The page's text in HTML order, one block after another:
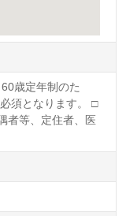
歳定年制のた
須となります。 □
者等、定住者、医